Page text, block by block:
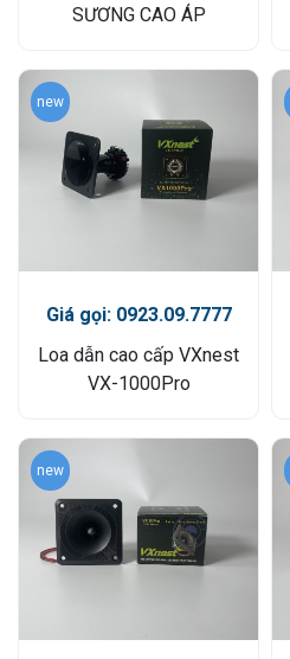
SƯƠNG CAO ÁP
new
Giá gọi: 0923.09.7777
Loa dẫn cao cấp VXnest
VX-1000Pro
new